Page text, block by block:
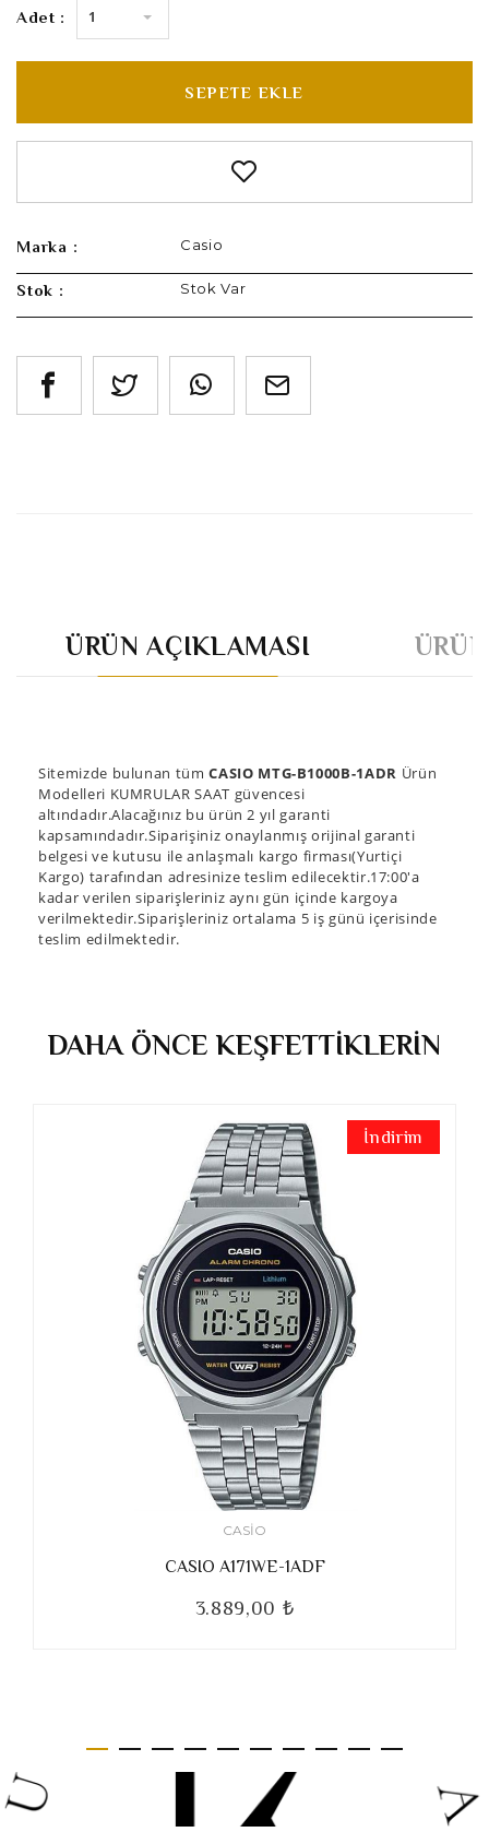
Adet : 1
SEPETE EKLE
Marka : Casio
Stok : Stok Var
ÜRÜN AÇIKLAMASI
Sitemizde bulunan tümCASIO MTG-B1000B-1ADR Ürün
Modelleri KUMRULAR SAAT güvencesi
altındadır.Alacağınız bu ürün 2 yıl garanti
kapsamındadır.Siparişiniz onaylanmış orijinal garanti
belgesi ve kutusu ile anlaşmalı kargo firması(Yurtiçi
Kargo) tarafından adresinize teslim edilecektir.17:00'a
kadar verilen siparişleriniz aynı gün içinde kargoya
verilmektedir.Siparişleriniz ortalama 5 iş günü içerisinde
teslim edilmektedir.
DAHA ÖNCE KEŞFETTİKLERİN
İndirim
CASIO
CASIO A171WE-1ADF
3.889,00 ₺